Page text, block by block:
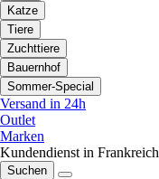
Katze
Tiere
Zuchttiere
Bauernhof
Sommer-Special
Versand in 24h
Outlet
Marken
Kundendienst in Frankreich
Suchen